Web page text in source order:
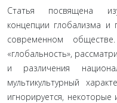
Статья посвящена
концепции глобализма и
современном
«глобальность»,
и различения
мультикультурный
игнорируется,